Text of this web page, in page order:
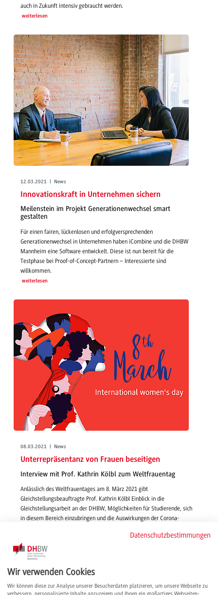
auch in Zukunft intensiv gebraucht werden.
weiterlesen
12.03.2021 | News
Innovationskraft in Unternehmen sichern
Meilenstein im Projekt Generationenwechsel smart
gestalten
Für einen fairen, lückenlosen und erfolgversprechenden
Generationenwechsel in Unternehmen haben iCombine und die DHBW
Mannheim eine Software entwickelt. Diese ist nun bereit für die
Testphase bei Proof-of-Concept-Partnern – Interessierte sind
willkommen.
weiterlesen
08.03.2021 | News
Unterrepräsentanz von Frauen beseitigen
Interview mit Prof. Kathrin Kölbl zum Weltfrauentag
Anlässlich des Weltfrauentages am 8. März 2021 gibt
Gleichstellungsbeauftragte Prof. Kathrin Kölbl Einblick in die
Gleichstellungsarbeit an der DHBW, Möglichkeiten für Studierende, sich
in diesem Bereich einzubringen und die Auswirkungen der Corona-
Datenschutzbestimmungen
Wir verwenden Cookies
Wir können diese zur Analyse unserer Besucherdaten platzieren, um unsere Webseite zu
verbessern, personalisierte Inhalte anzuzeigen und Ihnen ein großartiges Webseiten-